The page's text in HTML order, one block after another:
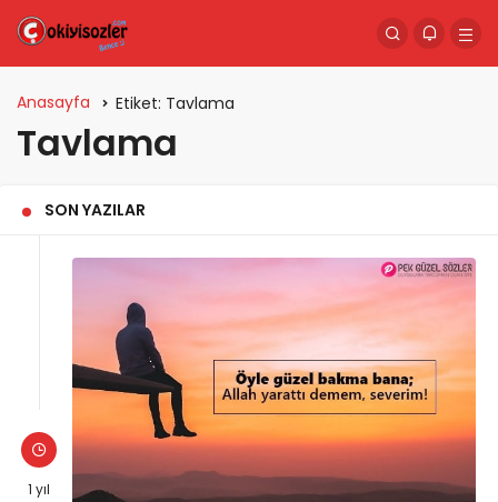
Anasayfa Etiket: Tavlama
Tavlama
SON YAZILAR
1 yıl